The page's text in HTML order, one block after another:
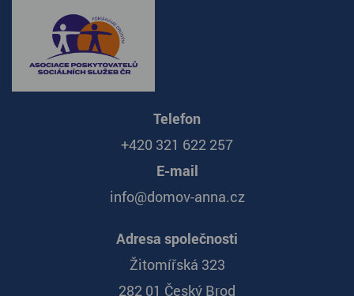
Telefon
+420 321 622 257
E-mail
info@domov-anna.cz
Adresa společnosti
Žitomířská 323
282 01 Český Brod